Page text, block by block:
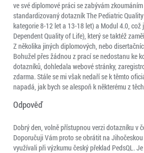
ve své diplomové práci se zabývám
standardizovaný dotazník The Pediatric
kategorie 8-12 let a 13-18 let) a Modul 4.0,
Dependent Quality of Life), který se taktéž
Z několika jiných diplomových, nebo
Bohužel přes žádnou z prací se nedostanu ke
dotazníků, dohledala webové stránky,
zdarma. Stále se mi však nedaří se k těmto
napadá, jak bych se alespoň k některému z
Odpověď
Dobrý den, volně přístupnou verzi dotazníku v
Doporučuji Vám proto se obrátit na
využívali při výzkumu český překlad PedsQL.